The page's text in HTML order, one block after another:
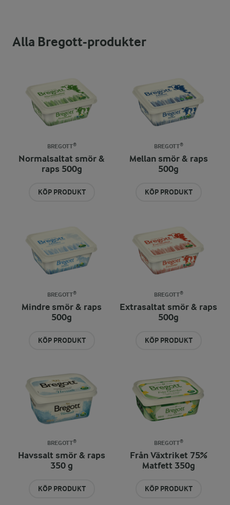
Alla Bregott-produkter
BREGOTT®
Normalsaltat smör &
raps 500g
KÖP PRODUKT
BREGOTT®
Mellan smör & raps
500g
KÖP PRODUKT
BREGOTT®
Mindre smör & raps
500g
KÖP PRODUKT
BREGOTT®
Extrasaltat smör & raps
500g
KÖP PRODUKT
BREGOTT®
Havssalt smör & raps
350 g
KÖP PRODUKT
BREGOTT®
Från Växtriket 75%
Matfett 350g
KÖP PRODUKT